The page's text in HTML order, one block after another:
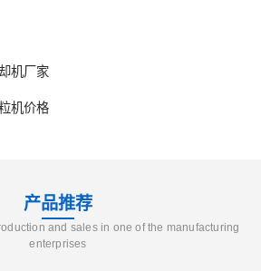
机厂家
机价格
产品推荐
and sales in one of the manufacturing
enterprises